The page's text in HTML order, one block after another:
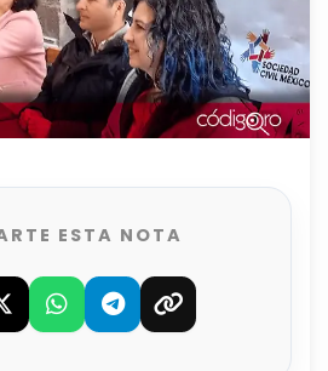
ESTA NOTA